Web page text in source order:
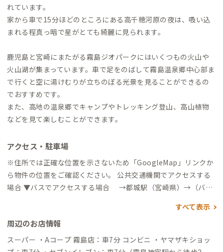
れています。
家から車で15分ほどのところにある高千穂河原の夜は、吸い込
まれる程真っ暗で星がとても綺麗に見られます。
鹿児島と宮崎にまたがる霧島ジオパークにはいくつもの火山や
火山湖が集まっています。車で足をのばして霧島温泉郷中心部ま
で行くと空に湯けむりが立ちのぼる光景を見ることができるの
でおすすめです。
また、高地の温泉郷でキャンプやトレッキング登山、高山植物
などを見て楽しむことができます。
アクセス・駐車場
※住所では正確な位置を示さないため「GoogleMap」リンクか
ら物件の位置をご確認ください。 公共交通機関でアクセスする
場合 ▼バスでアクセスする場合 →都城駅（宮崎県）→（バス
県都城市方面から高崎観光バスにて霧島方面へ→「ロイヤルホ
テル前」バス停で下車 徒歩1.5kｍ→高千穂カントリークラブ道
沿い→「No13 T街区入口」を右折→Y字の分かれ道を2回左へ→
到着 ▼霧島神宮駅（最寄り駅）から →（タクシー8分）→到
すべて表示
周辺のお店情報
スーパー ・Aコープ 霧島店：車7分 コンビニ ・ヤマザキショッ